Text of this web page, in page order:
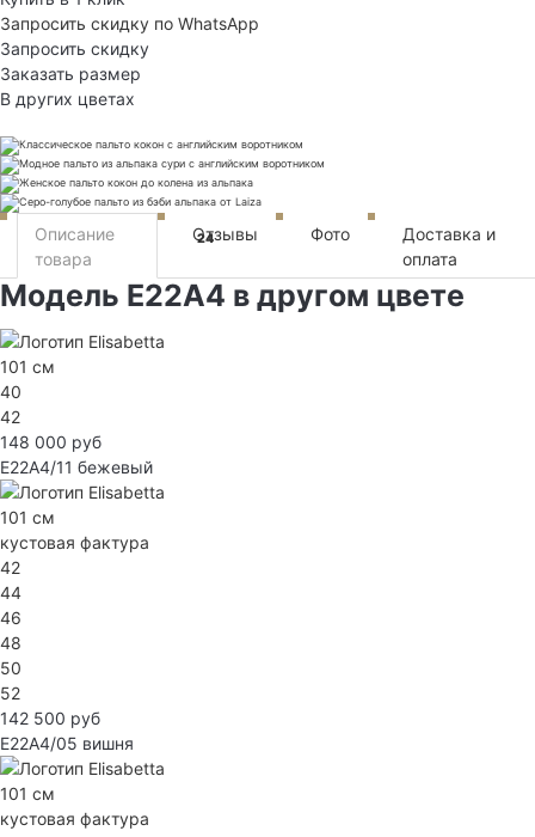
Запросить скидку по WhatsApp
Запросить скидку
Заказать размер
В других цветах
Описание
товара
Отзывы
24 Фото
Доставка и
оплата
Модель E22A4 в другом цвете
101 см
40
42
148 000 руб
E22A4/11 бежевый
101 см
кустовая фактура
42
44
46
48
50
52
142 500 руб
E22A4/05 вишня
101 см
кустовая фактура